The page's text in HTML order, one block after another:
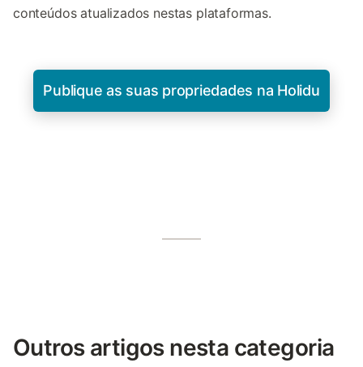
conteúdos atualizados nestas plataformas.
Publique as suas propriedades na Holidu
Outros artigos nesta categoria